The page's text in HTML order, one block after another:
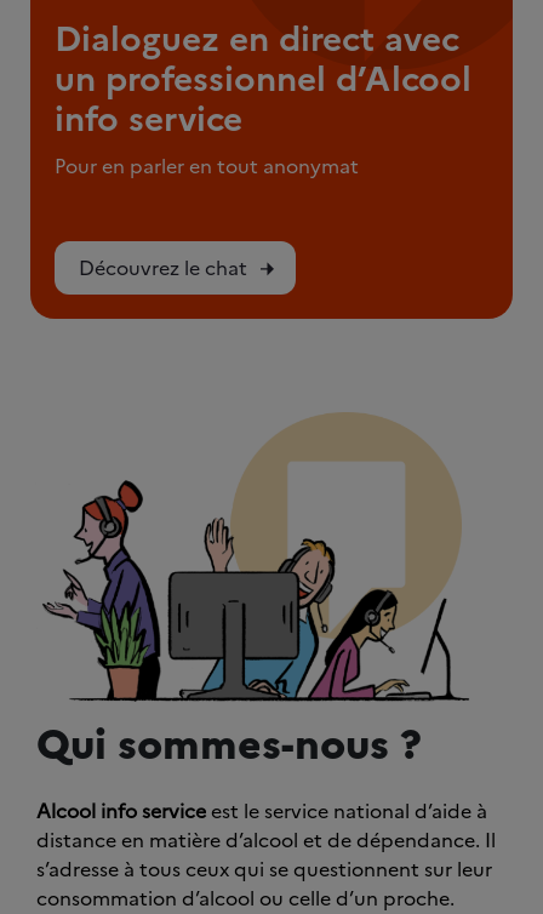
Dialoguez en direct avec
un professionnel d’Alcool
info service
Pour en parler en tout anonymat
Découvrez le chat
Qui sommes-nous ?
Alcool info service est le service national d’aide à
distance en matière d’alcool et de dépendance. Il
s’adresse à tous ceux qui se questionnent sur leur
consommation d’alcool ou celle d’un proche.